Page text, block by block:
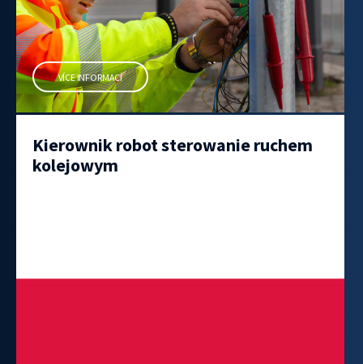
VÍCE INFORMACÍ
Kierownik robot sterowanie ruchem
kolejowym